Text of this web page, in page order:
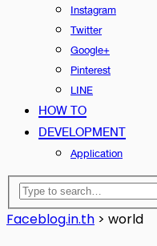
Instagram
Twitter
Google+
Pinterest
LINE
HOW TO
DEVELOPMENT
Application
Faceblog.in.th > world